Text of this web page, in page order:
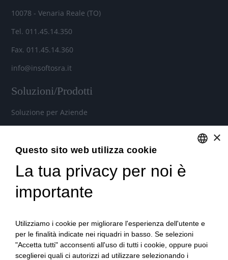
10078 - Venaria Reale (TO)
Tel. 011.45.14.350
Fax. 011.45.14.360
info@insoftosra.it
Soluzioni/Prodotti
Soluzione per Aziende
Soluzione per Consulenti
Servizi
Industria 4.0
Soluzioni in Cloud per aziende, commercialisti e consulenti
del lavoro
Formazione qualificata
×
Questo sito web utilizza cookie
La tua privacy per noi è
importante
Utilizziamo i cookie per migliorare l'esperienza dell'utente e
per le finalità indicate nei riquadri in basso. Se selezioni
"Accetta tutti" acconsenti all'uso di tutti i cookie, oppure puoi
sceglierei quali ci autorizzi ad utilizzare selezionando i